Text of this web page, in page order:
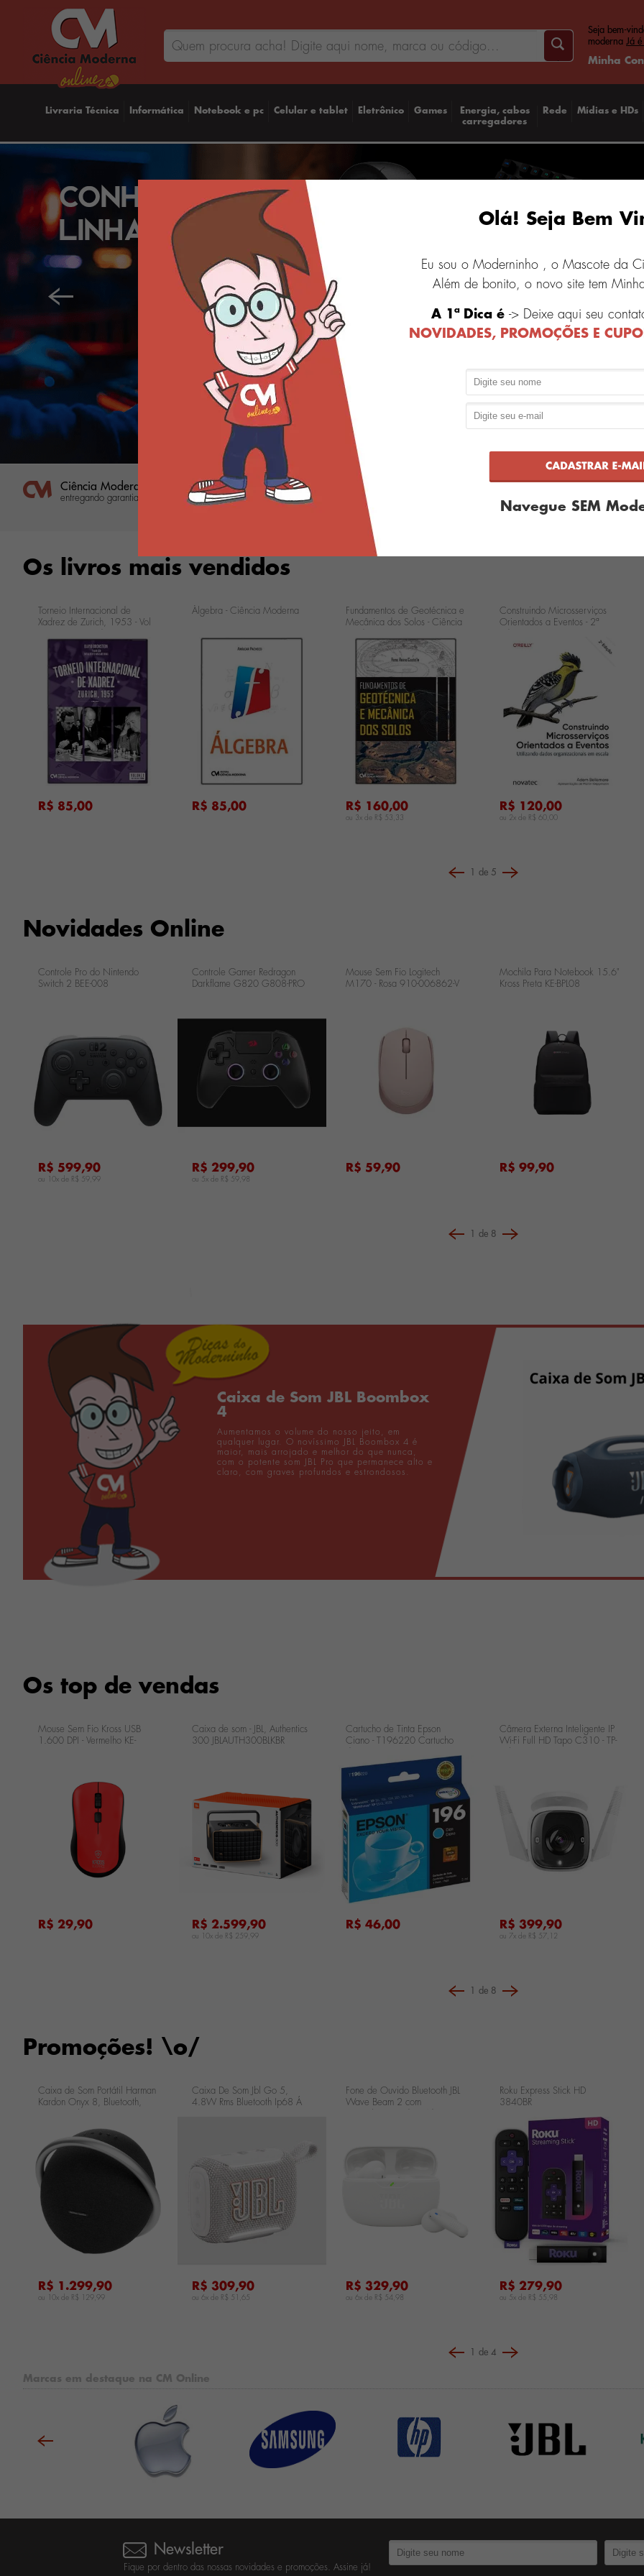
Seja bem-
moderna Já
Minha
Livraria Técnica Informática Notebook e pc Celular e tablet Eletrônico Games
Energia, cabos
carregadores
Rede Mídias e HDs
Ciência Moderana desde 1965
entregando garantia e qualidade
Parcele suas compras
em até 10x sem juros no cartão
parcela mínima de R$50,00
Fique por
Os livros mais vendidos
Torneio Internacional de
Xadrez de Zurich, 1953 - Vol
R$ 85,00
Álgebra - Ciência Moderna
R$ 85,00
Fundamentos de Geotécnica e
Mecânica dos Solos - Ciência
R$ 160,00
ou 3x de R$ 53,33
Construindo Microsserviços
Orientados a Eventos - 2ª
R$ 120,00
ou 2x de R$ 60,00
1 de 5
Novidades Online
Controle Pro do Nintendo
Switch 2 BEE-008
R$ 599,90
ou 10x de R$ 59,99
Controle Gamer Redragon
Darkflame G820 G808-PRO
R$ 299,90
ou 5x de R$ 59,98
Mouse Sem Fio Logitech
M170 - Rosa 910-006862-V
R$ 59,90
Mochila Para Notebook 15.6"
Kross Preta KE-BPL08
R$ 99,90
1 de 8
Caixa de Som JBL Boombox
4
Aumentamos o volume do nosso jeito, em
qualquer lugar. O novíssimo JBL Boombox 4 é
maior, mais arrojado e melhor do que nunca,
com o potente som JBL Pro que permanece alto e
claro, com graves profundos e estrondosos.
Os top de vendas
Mouse Sem Fio Kross USB
1.600 DPI - Vermelho KE-
R$ 29,90
Caixa de som - JBL, Authentics
300 JBLAUTH300BLKBR
R$ 2.599,90
ou 10x de R$ 259,99
Cartucho de Tinta Epson
Ciano - T196220 Cartucho
T196220
R$ 46,00
Câmera Externa Inteligente IP
Wi-Fi Full HD Tapo C310 - TP-
R$ 399,90
ou 7x de R$ 57,12
1 de 8
Promoções! \o/
Caixa de Som Portátil Harman
Kardon Onyx 8, Bluetooth,
R$ 1.299,90
ou 10x de R$ 129,99
Caixa De Som Jbl Go 5,
4.8W Rms Bluetooth Ip68 Á
R$ 309,90
ou 6x de R$ 51,65
Fone de Ouvido Bluetooth JBL
Wave Beam 2 com
R$ 329,90
ou 6x de R$ 54,98
Roku Express Stick HD
3840BR
R$ 279,90
ou 5x de R$ 55,98
1 de 4
Marcas em destaque na CM Online
Newsletter
Fique por dentro das nossas novidades e promoções. Assine já!
Olá! Seja Bem
Eu sou o Moderninho , o Mascote da
Além de bonito, o novo site tem
A 1ª Dica é-> Deixe aqui seu
NOVIDADES, PROMOÇÕES E
Navegue SEM